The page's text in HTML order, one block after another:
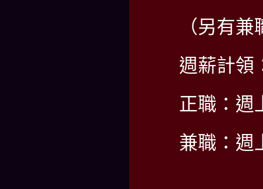
（另有
週薪計領
正職：週
兼職：週